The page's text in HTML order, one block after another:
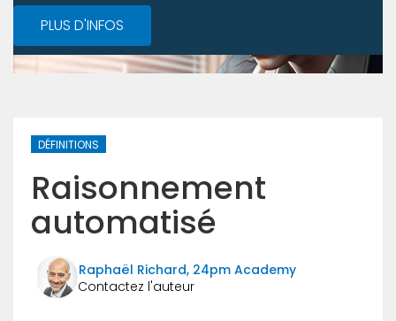
PLUS D'INFOS
DÉFINITIONS
Raisonnement
automatisé
Raphaël Richard, 24pm Academy